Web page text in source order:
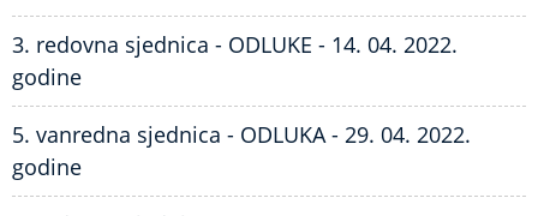
3. redovna sjednica - ODLUKE - 14. 04. 2022.
godine
5. vanredna sjednica - ODLUKA - 29. 04. 2022.
godine